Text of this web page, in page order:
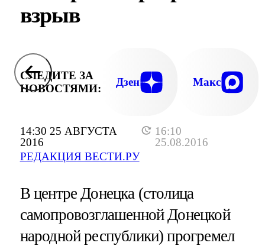
14:30 25 АВГУСТА
2016
16:10
25.08.2016
РЕДАКЦИЯ ВЕСТИ.РУ
взрыв
СЛЕДИТЕ ЗА
НОВОСТЯМИ:
Дзен Макс
В центре Донецка (столица
самопровозглашенной Донецкой
народной республики) прогремел